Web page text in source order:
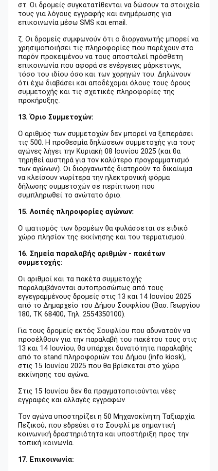
στ. Οι δρομείς συγκατατίθενται να δώσουν τα στοιχεία
τους για λόγους εγγραφής και ενημέρωσης για
επικοινωνία μέσω SMS και email.
ζ. Οι δρομείς συμφωνούν ότι o διοργανωτής μπορεί να
χρησιμοποιήσει τις πληροφορίες που παρέχουν στο
παρόν προκειμένου να τους αποσταλεί πρόσθετη
επικοινωνία που αφορά σε ενέργειες μάρκετινγκ,
τόσο του ιδίου όσο και των χορηγών του. Δηλώνουν
ότι έχω διαβάσει και αποδέχομαι όλους τους όρους
συμμετοχής και τις σχετικές πληροφορίες της
προκήρυξης.
13. Όριο Συμμετοχών:
Ο αριθμός των συμμετοχών δεν μπορεί να ξεπεράσει
τις 500. Η προθεσμία δηλώσεων συμμετοχής για τους
αγώνες λήγει την Κυριακή 08 Ιουνίου 2025 (και θα
τηρηθεί αυστηρά για τον καλύτερο προγραμματισμό
των αγώνων). Οι διοργανωτές διατηρούν το δικαίωμα
να κλείσουν νωρίτερα την ηλεκτρονική φόρμα
δήλωσης συμμετοχών σε περίπτωση που
συμπληρωθεί το ανώτατο όριο.
15. Λοιπές πληροφορίες αγώνων:
Ο ιματισμός των δρομέων θα φυλάσσεται σε ειδικό
χώρο πλησίον της εκκίνησης και του τερματισμού.
16. Σημεία παραλαβής αριθμών - πακέτων
συμμετοχής:
Οι αριθμοί και τα πακέτα συμμετοχής
παραλαμβάνονται αυτοπροσώπως από τους
εγγεγραμμένους δρομείς στις 13 και 14 Ιουνίου 2025
από το Δημαρχείο του Δήμου Σουφλίου (Βασ. Γεωργίου
180, ΤΚ 68400, Τηλ. 2554350100).
Για τους δρομείς εκτός Σουφλίου που αδυνατούν να
προσέλθουν για την παραλαβή του πακέτου τους στις
13 και 14 Ιουνίου, θα υπάρχει δυνατότητα παραλαβής
από το stand πληροφοριών του Δήμου (info kiosk),
στις 15 Ιουνίου 2025 που θα βρίσκεται στο χώρο
εκκίνησης του αγώνα.
Στις 15 Ιουνίου δεν θα πραγματοποιούνται νέες
εγγραφές και αλλαγές εγγραφών.
Τον αγώνα υποστηρίζει η 50 Μηχανοκίνητη Ταξιαρχία
Πεζικού, που εδρεύει στο Σουφλί με σημαντική
κοινωνική δραστηριότητα και υποστήριξη προς την
τοπική κοινωνία.
17. Επικοινωνία: